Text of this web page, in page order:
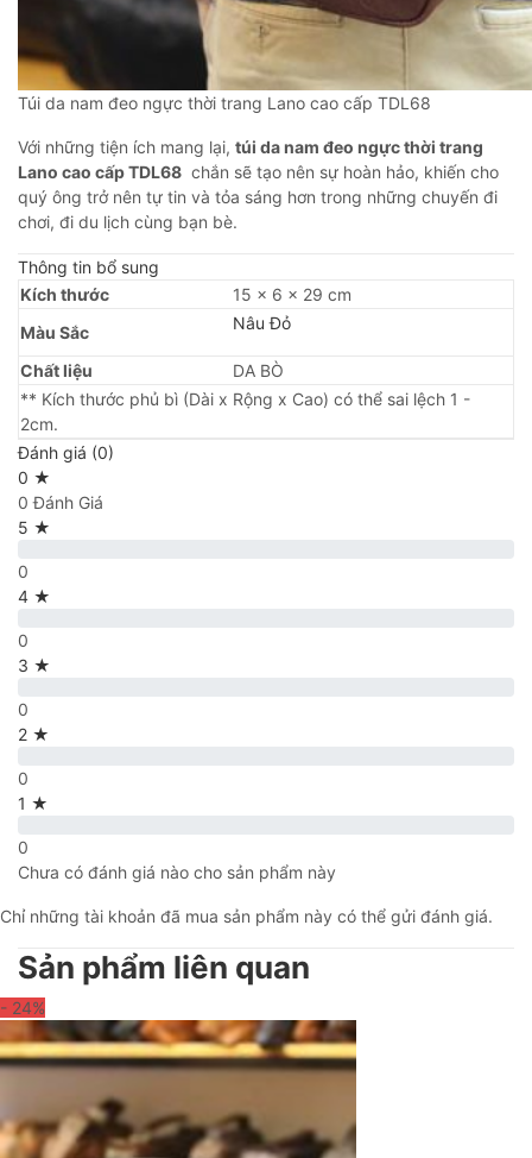
Túi da nam đeo ngực thời trang Lano cao cấp TDL68
Với những tiện ích mang lại, túi da nam đeo ngực thời trang
Lano cao cấp TDL68 chắn sẽ tạo nên sự hoàn hảo, khiến cho
quý ông trở nên tự tin và tỏa sáng hơn trong những chuyến đi
chơi, đi du lịch cùng bạn bè.
Thông tin bổ sung
Kích thước
15 × 6 × 29 cm
Màu Sắc
Nâu Đỏ
Chất liệu
DA BÒ
** Kích thước phủ bì (Dài x Rộng x Cao) có thể sai lệch 1 -
2cm.
Đánh giá (0)
0 ★
0 Đánh Giá
5 ★
0
4 ★
0
3 ★
0
2 ★
0
1 ★
0
Chưa có đánh giá nào cho sản phẩm này
Chỉ những tài khoản đã mua sản phẩm này có thể gửi đánh giá.
Sản phẩm liên quan
- 24%